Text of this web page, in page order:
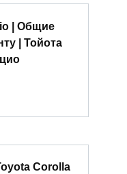
| Общие
| Тойота
Corolla